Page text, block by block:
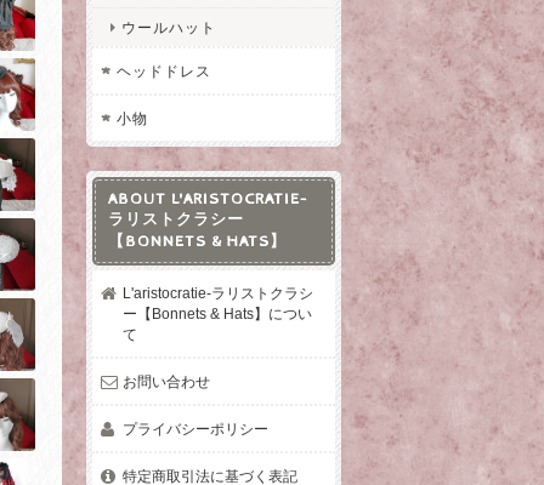
ウールハット
ヘッドドレス
小物
ABOUT L'ARISTOCRATIE-
ラリストクラシー
【BONNETS & HATS】
L'aristocratie-ラリストクラシ
ー【Bonnets & Hats】につい
て
お問い合わせ
プライバシーポリシー
特定商取引法に基づく表記